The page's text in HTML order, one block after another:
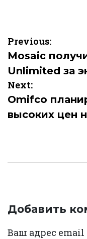
Навигация
по
записям
Previous:
Mosaic
Unlimited за
Next:
Omifco
высоких цен
Добавить
Ваш адрес email